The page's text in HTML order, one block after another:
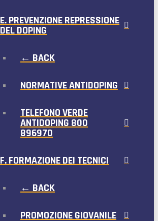
E. PREVENZIONE REPRESSIONE
DEL DOPING
← BACK
NORMATIVE ANTIDOPING
TELEFONO VERDE
ANTIDOPING 800
896970
F. FORMAZIONE DEI TECNICI
← BACK
PROMOZIONE GIOVANILE